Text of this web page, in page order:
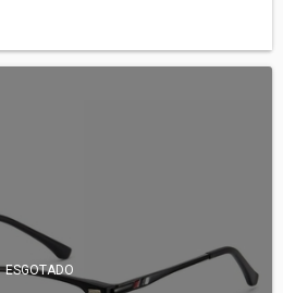
ESGOTADO